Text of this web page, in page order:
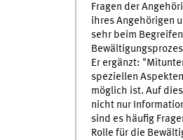
Fragen der
ihres Angehörigen
sehr beim
Er ergänzt:
speziellen
möglich ist. Auf
nicht nur
sind es häufig
Rolle für die